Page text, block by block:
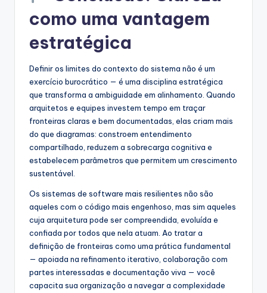
como uma vantagem
estratégica
Definir os limites do contexto do sistema não é um
exercício burocrático — é uma disciplina estratégica
que transforma a ambiguidade em alinhamento. Quando
arquitetos e equipes investem tempo em traçar
fronteiras claras e bem documentadas, elas criam mais
do que diagramas: constroem entendimento
compartilhado, reduzem a sobrecarga cognitiva e
estabelecem parâmetros que permitem um crescimento
sustentável.
Os sistemas de software mais resilientes não são
aqueles com o código mais engenhoso, mas sim aqueles
cuja arquitetura pode ser compreendida, evoluída e
confiada por todos que nela atuam. Ao tratar a
definição de fronteiras como uma prática fundamental
— apoiada na refinamento iterativo, colaboração com
partes interessadas e documentação viva — você
capacita sua organização a navegar a complexidade